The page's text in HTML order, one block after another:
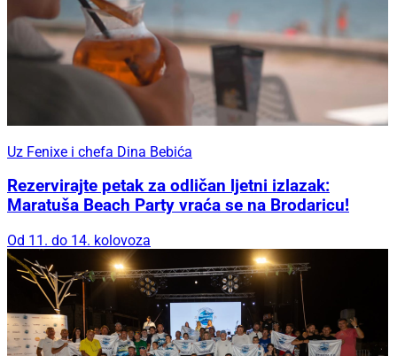
Uz Fenixe i chefa Dina Bebića
Rezervirajte petak za odličan ljetni izlazak:
Maratuša Beach Party vraća se na Brodaricu!
Od 11. do 14. kolovoza